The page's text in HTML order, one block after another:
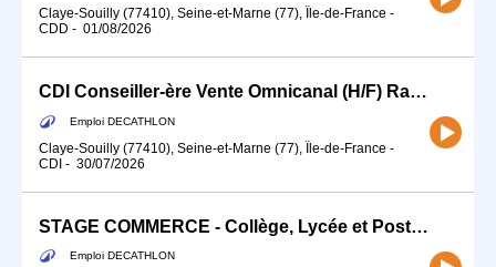
Claye-Souilly (77410), Seine-et-Marne (77), Île-de-France -
CDD - 01/08/2026
CDI Conseiller-ère Vente Omnicanal (H/F) Rayon Running / Nutrition / EPS
Emploi DECATHLON
Claye-Souilly (77410), Seine-et-Marne (77), Île-de-France -
CDI - 30/07/2026
STAGE COMMERCE - Collège, Lycée et Post Bac
Emploi DECATHLON